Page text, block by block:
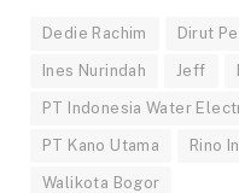
Dedie Rachim Dirut
Ines Nurindah Jeff
PT Indonesia Water
PT Kano Utama Rino
Walikota Bogor